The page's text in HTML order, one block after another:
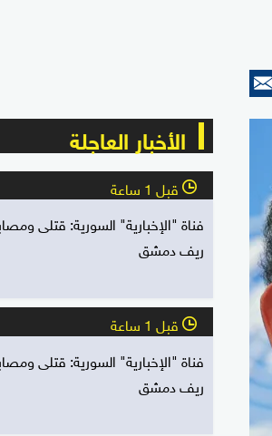
الأخبار العاجلة
l قبل 1 ساعة
فناة "الإخبارية" السورية: قتلى
ريف دمشق
l قبل 1 ساعة
فناة "الإخبارية" السورية: قتلى
ريف دمشق